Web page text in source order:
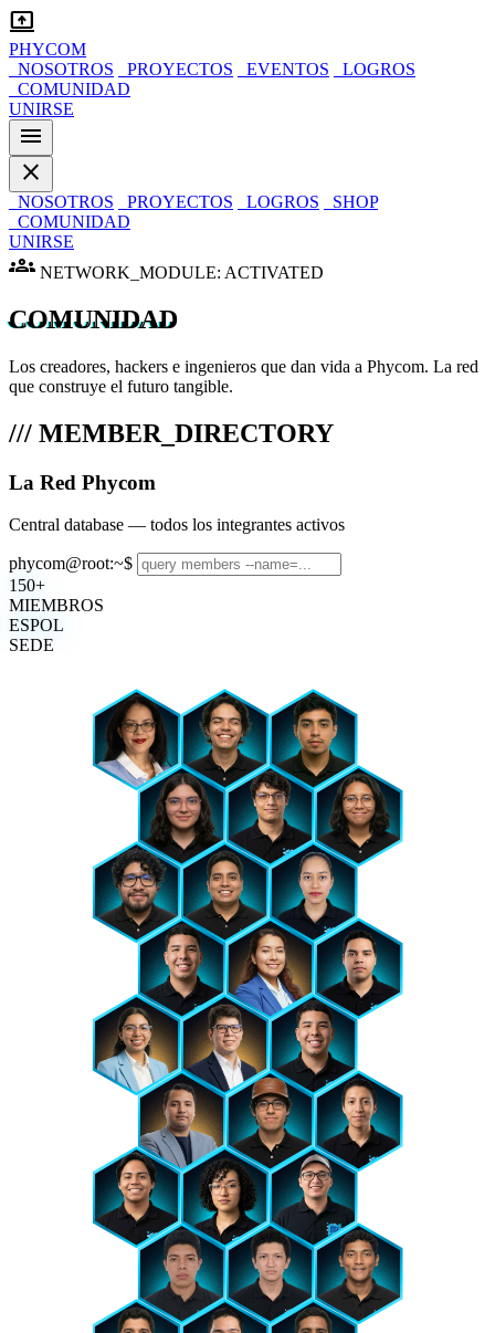
computer_arrow_up
PHYCOM
_NOSOTROS
_PROYECTOS _EVENTOS
_LOGROS
_COMUNIDAD
UNIRSE
menu
close
_NOSOTROS _PROYECTOS _LOGROS
_SHOP
_COMUNIDAD
UNIRSE
groups NETWORK_MODULE: ACTIVATED
COMUNIDAD
Los creadores, hackers e ingenieros que dan vida a Phycom. La red
que construye el futuro tangible.
/// MEMBER_DIRECTORY
La Red Phycom
Central database — todos los integrantes activos
phycom@root:~$
150+
MIEMBROS
ESPOL
SEDE